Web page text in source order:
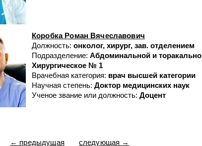
Коробка Роман Вячеславович
Должность: онколог, хирург, зав. отделением
Подразделение: Абдоминальной и
Хирургическое № 1
Врачебная категория: врач высшей категории
Научная степень: Доктор медицинских наук
Ученое звание или должность: Доцент
← предыдущая следующая →